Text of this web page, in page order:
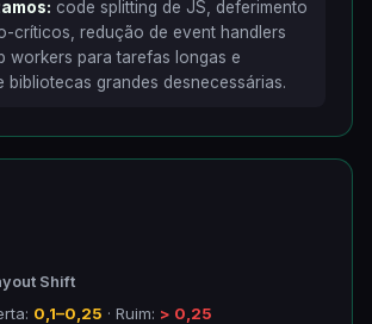
code splitting de JS, deferimento
críticos, redução de event handlers
workers para tarefas longas e
bibliotecas grandes desnecessárias.
Shift
0,1–0,25 · Ruim: > 0,25